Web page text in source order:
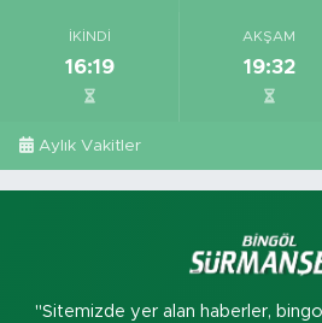
İKINDI
16:19
AKŞAM
19:32
Aylık Vakitler
"Sitemizde yer alan haberler,